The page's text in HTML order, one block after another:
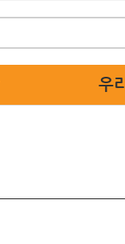
우